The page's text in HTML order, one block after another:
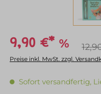
9,90 €* %
Preise inkl. MwSt. zzgl.
Sofort versandfertig,